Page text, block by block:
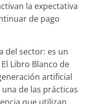
la expectativa
de pago
del sector: es un
Libro Blanco de
artificial
de las prácticas